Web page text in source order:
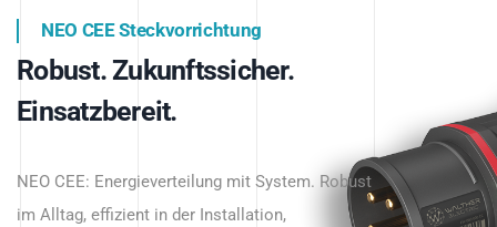
Intelligente Stromverteilung
beginnt hier.
NEO CEE Steckvorrichtung
Robust. Zukunftssicher.
Einsatzbereit.
NEO CEE: Energieverteilung mit System. Robust
im Alltag, effizient in der Installation,
Intelligenz trifft Energie.
Anwendungen – robust, IP-geschützt und